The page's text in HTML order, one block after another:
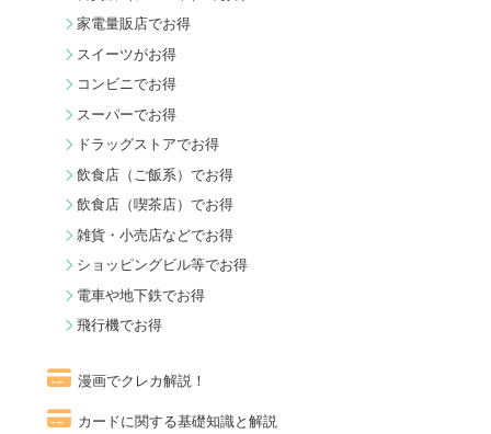
家電量販店でお得
スイーツがお得
コンビニでお得
スーパーでお得
ドラッグストアでお得
飲食店（ご飯系）でお得
飲食店（喫茶店）でお得
雑貨・小売店などでお得
ショッピングビル等でお得
電車や地下鉄でお得
飛行機でお得
漫画でクレカ解説！
カードに関する基礎知識と解説